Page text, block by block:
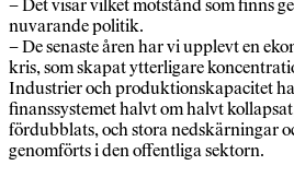
– Det visar vilket motstånd som finns
nuvarande politik.
– De senaste åren har vi upplevt en
kris, som skapat ytterligare
Industrier och produktionskapacitet
finanssystemet halvt om halvt
fördubblats, och stora nedskärningar
genomförts i den offentliga sektorn.